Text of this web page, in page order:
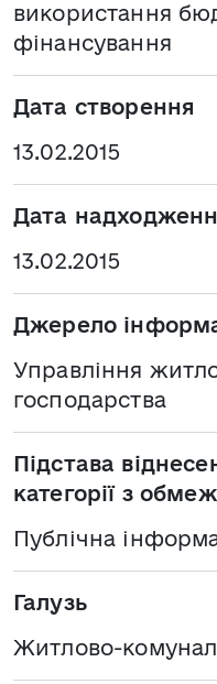
використання
фінансування
Дата створення
13.02.2015
Дата
13.02.2015
Джерело
Управління
господарства
Підстава
категорії з
Публічна
Галузь
Житлово-